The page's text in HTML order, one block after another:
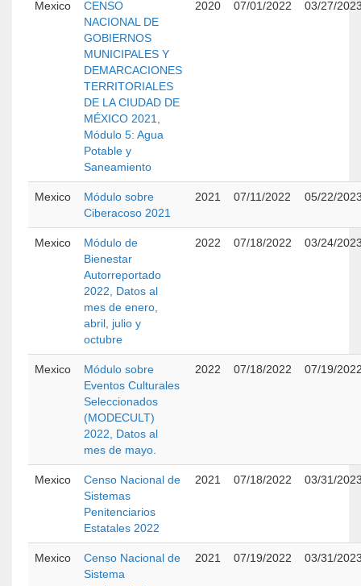
Mexico
CENSO
NACIONAL DE
GOBIERNOS
MUNICIPALES Y
DEMARCACIONES
TERRITORIALES
DE LA CIUDAD DE
MÉXICO 2021,
Módulo 5: Agua
Potable y
Saneamiento
2020 07/01/2022 03/27/
Mexico
Módulo sobre
Ciberacoso 2021
2021 07/11/2022 05/22/
Mexico
Módulo de
Bienestar
Autorreportado
2022, Datos al
mes de enero,
abril, julio y
octubre
2022 07/18/2022 03/24/
Mexico
Módulo sobre
Eventos Culturales
Seleccionados
(MODECULT)
2022, Datos al
mes de mayo.
2022 07/18/2022 07/19/
Mexico
Censo Nacional de
Sistemas
Penitenciarios
Estatales 2022
2021 07/18/2022 03/31/
Mexico
Censo Nacional de
Sistema
2021 07/19/2022 03/31/